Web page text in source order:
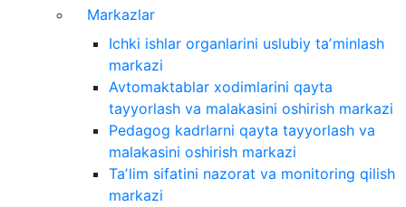
Markazlar
Ichki ishlar organlarini uslubiy taʼminlash
markazi
Avtomaktablar xodimlarini qayta
tayyorlash va malakasini oshirish markazi
Pedagog kadrlarni qayta tayyorlash va
malakasini oshirish markazi
Taʼlim sifatini nazorat va monitoring qilish
markazi